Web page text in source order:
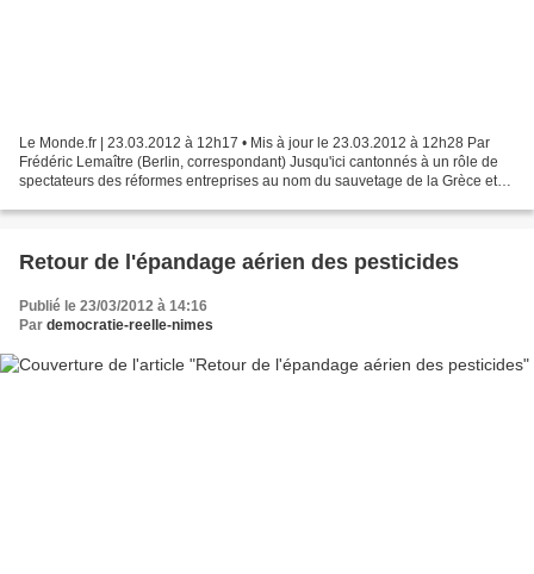
Le Monde.fr | 23.03.2012 à 12h17 • Mis à jour le 23.03.2012 à 12h28 Par
Frédéric Lemaître (Berlin, correspondant) Jusqu'ici cantonnés à un rôle de
spectateurs des réformes entreprises au nom du sauvetage de la Grèce et
Retour de l'épandage aérien des pesticides
Publié le 23/03/2012 à 14:16
Par democratie-reelle-nimes